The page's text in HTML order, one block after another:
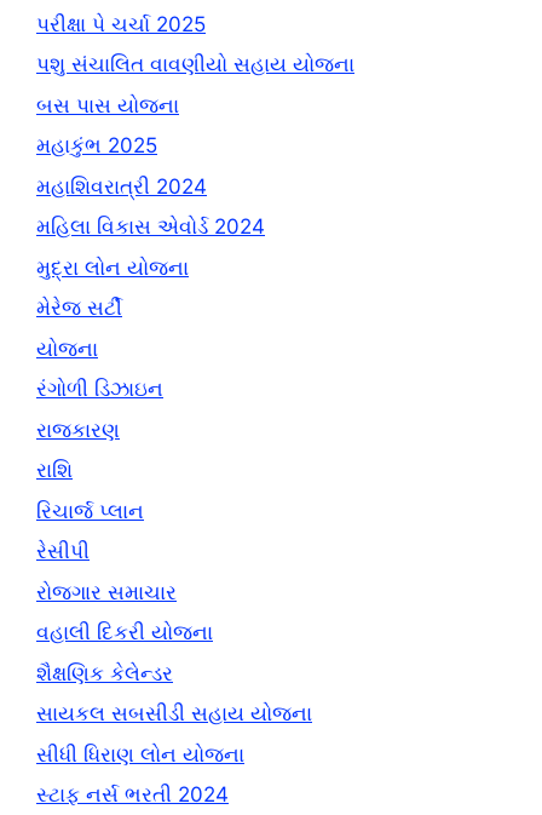
પરીક્ષા પે ચર્ચા 2025
પશુ સંચાલિત વાવણીયો સહાય યોજના
બસ પાસ યોજના
મહાકુંભ 2025
મહાશિવરાત્રી 2024
મહિલા વિકાસ એવોર્ડ 2024
મુદ્રા લોન યોજના
મેરેજ સર્ટી
યોજના
રંગોળી ડિઝાઇન
રાજકારણ
રાશિ
રિચાર્જ પ્લાન
રેસીપી
રોજગાર સમાચાર
વહાલી દિકરી યોજના
શૈક્ષણિક કેલેન્ડર
સાયકલ સબસીડી સહાય યોજના
સીધી ધિરાણ લોન યોજના
સ્ટાફ નર્સ ભરતી 2024